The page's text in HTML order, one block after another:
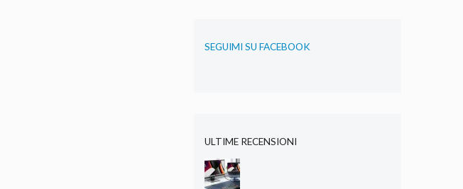
SEGUIMI SU FACEBOOK
ULTIME RECENSIONI